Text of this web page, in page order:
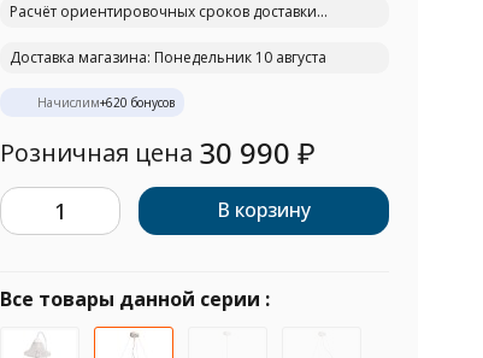
Расчёт ориентировочных сроков доставки...
Доставка магазина: Понедельник 10 августа
Начислим+620 бонусов
Розничная цена 30 990₽
В корзину
Все товары данной серии :